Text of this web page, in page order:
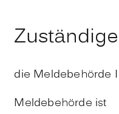
die Meldebehörde
Meldebehörde ist